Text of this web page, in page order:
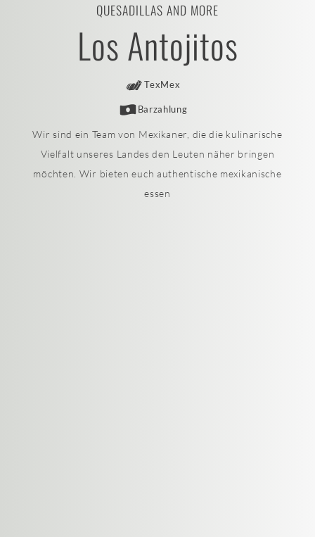
QUESADILLAS AND MORE
Los Antojitos
TexMex
Barzahlung
Wir sind ein Team von Mexikaner, die die kulinarische
Vielfalt unseres Landes den Leuten näher bringen
möchten. Wir bieten euch authentische mexikanische
essen